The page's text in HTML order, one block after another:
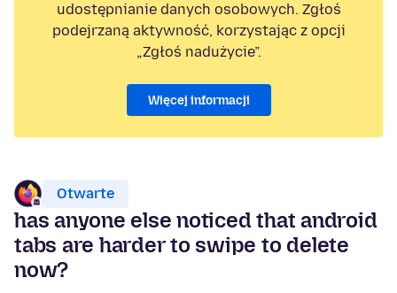
udostępnianie danych osobowych. Zgłoś
podejrzaną aktywność, korzystając z opcji
„Zgłoś nadużycie”.
Więcej informacji
Otwarte
has anyone else noticed that android
tabs are harder to swipe to delete
now?